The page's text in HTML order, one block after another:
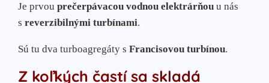
Je prvou prečerpávacou vodnou elektrárňou u nás
s reverzibilnými turbínami.
Sú tu dva turboagregáty s Francisovou turbínou.
Z koľkých častí sa skladá